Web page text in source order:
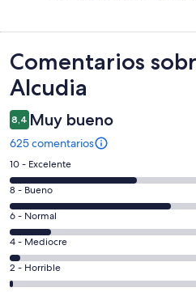
Comentarios
Comentarios
Alcudia
8,4 Muy bueno
625 comentarios
229
comentarios
de
un
total
de
625
con
10 - Excelente
294
comentarios
de
un
total
de
8 - Bueno
75
comentarios
de
un
total
6 - Normal
19
comentarios
de
4 - Mediocre
8
comentarios
2 - Horrible